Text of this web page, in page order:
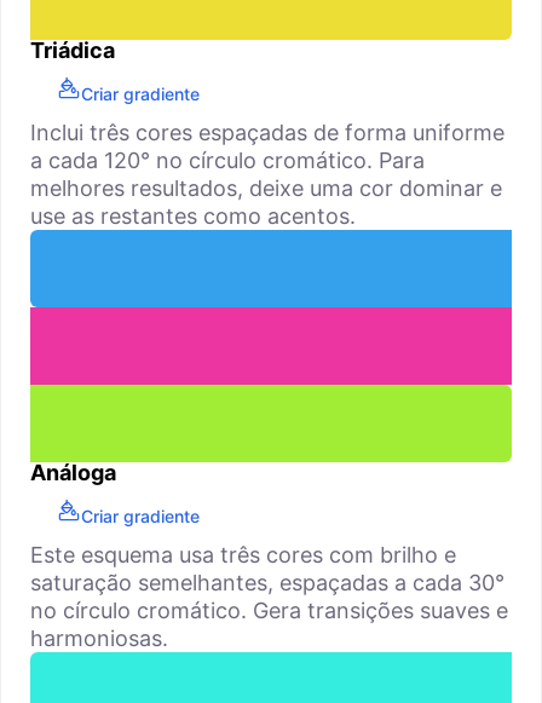
Triádica
Criar gradiente
Inclui três cores espaçadas de forma uniforme
a cada 120° no círculo cromático. Para
melhores resultados, deixe uma cor dominar e
use as restantes como acentos.
Análoga
Criar gradiente
Este esquema usa três cores com brilho e
saturação semelhantes, espaçadas a cada 30°
no círculo cromático. Gera transições suaves e
harmoniosas.